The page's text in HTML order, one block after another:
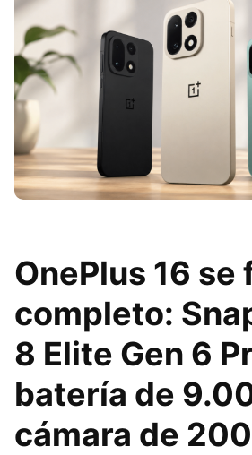
OnePlus 16 se
completo:
8 Elite Gen 6
batería de
cámara de